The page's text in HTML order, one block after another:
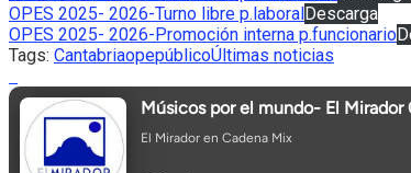
OPES 2025- 2026-Turno libre p.laboral Descarga
OPES 2025- 2026-Promoción interna p.funcionario
Tags: CantabriaopepúblicoÚltimas noticias